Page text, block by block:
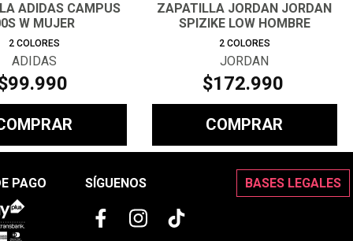
ADIDAS CAMPUS
W MUJER
2 COLORES
ADIDAS
99.990
ZAPATILLA JORDAN JORDAN
SPIZIKE LOW HOMBRE
2 COLORES
JORDAN
$172.990
COMPRAR
PAGO SÍGUENOS BASES LEGALES